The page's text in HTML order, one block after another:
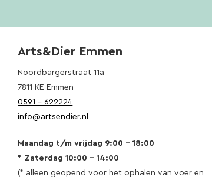
Arts&Dier Emmen
Noordbargerstraat 11a
7811 KE Emmen
0591 – 622224
info@artsendier.nl
Maandag t/m vrijdag 9:00 – 18:00
* Zaterdag 10:00 – 14:00
(* alleen geopend voor het ophalen van voer en